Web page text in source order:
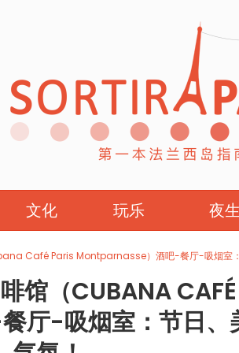
文化 玩乐 夜
Café Paris Montparnasse）酒吧-餐厅-吸烟室：
馆（CUBANA
厅-吸烟室：节日、